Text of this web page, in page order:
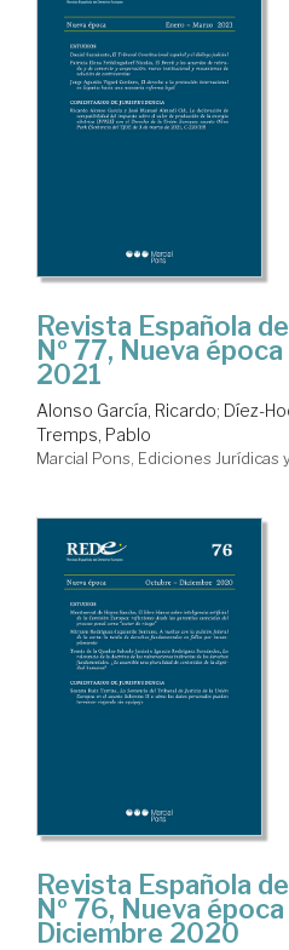
Revista Española
Nº 77, Nueva
2021
Alonso García, Ricardo; Díez-
Tremps, Pablo
Marcial Pons, Ediciones Jurídicas
Revista Española
Nº 76, Nueva
Diciembre 2020